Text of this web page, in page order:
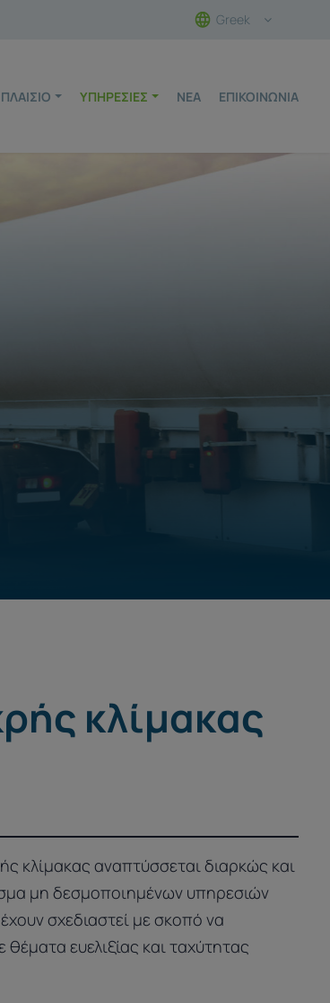
Greek
ΥΠΗΡΕΣΊΕΣ ΝΈΑ ΕΠΙΚΟΙΝΩΝΊΑ
κλίμακας
κλίμακας αναπτύσσεται διαρκώς και
μη δεσμοποιημένων υπηρεσιών
σχεδιαστεί με σκοπό να
ευελιξίας και ταχύτητας